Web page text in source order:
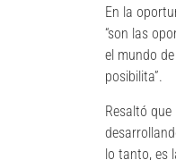
En la
“son las
el mundo
posibilita”.
Resaltó que
lo tanto, es